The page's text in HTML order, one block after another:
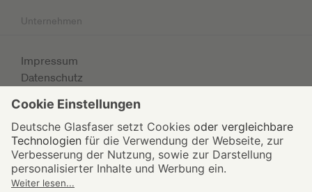
Unternehmen
Impressum
Datenschutz
© 2026 Deutsche Glasfaser Unternehmensgruppe